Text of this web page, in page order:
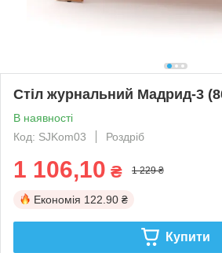
Стіл журнальний Мадрид-3
В наявності
Код: SJKom03
Роздріб
1 106,10 ₴ 1 229 ₴
Економія 122.90 ₴
Купити